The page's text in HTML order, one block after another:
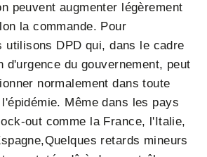
peuvent augmenter légèrement
la commande. Pour
utilisons DPD qui, dans le cadre
d'urgence du gouvernement, peut
normalement dans toute
l'épidémie. Même dans les pays
out comme la France, l'Italie,
retards mineurs